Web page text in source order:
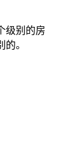
级别的房
。